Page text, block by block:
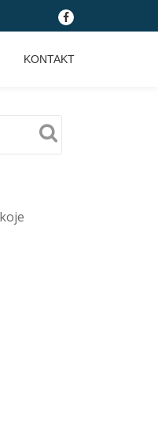
fa-
KONTAKT